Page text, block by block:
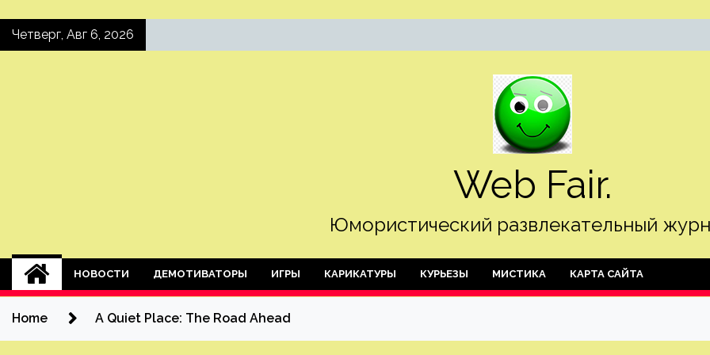
SkipЧетверг, Авг 6, 2026
Web Fair.
Юмористический развлекательный
НОВОСТИ ДЕМОТИВАТОРЫ ИГРЫ КАРИКАТУРЫ КУРЬЕЗЫ МИСТИКА КАРТА САЙТА
Home A Quiet Place: The Road Ahead